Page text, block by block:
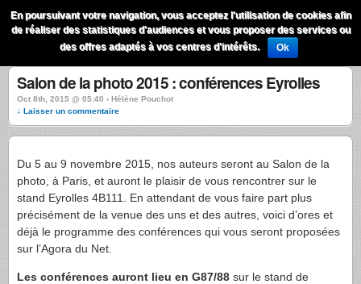
QuestionsPhoto Menu
Salon de la photo 2015 : conférences Eyrolles
Oct 8th, 2015 @ 05:40 › Hélène Pouchot
↓ Laisser un commentaire
Du 5 au 9 novembre 2015, nos auteurs seront au Salon de la
photo, à Paris, et auront le plaisir de vous rencontrer sur le
stand Eyrolles 4B111. En attendant de vous faire part plus
précisément de la venue des uns et des autres, voici d’ores et
déjà le programme des conférences qui vous seront proposées
sur l’Agora du Net.
Les conférences auront lieu en G87/88 sur le stand de
En poursuivant votre navigation, vous acceptez l'utilisation de cookies afin
de réaliser des statistiques d'audiences et vous proposer des services ou
des offres adaptés à vos centres d'intérêts.
Ok